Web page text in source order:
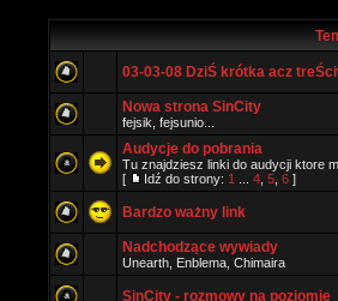
03-03-08 DziŚ krótka acz
Nowa strona SinCity
fejsik, fejsunio...
Audycje do pobrania
Tu znajdziesz linki do audycji ktore
[
Idź do strony: 1 4 5 6 ]
Bardzo ważny link
Nadchodzące wywiady
Unearth, Enblema, Chimaira
SinCity - rozmowy na poziomie